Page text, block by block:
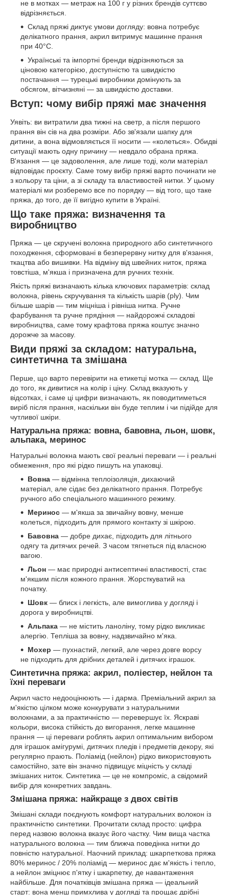
не в мотках — метраж на 100 г у різних брендів суттєво
відрізняється.
Склад пряжі диктує умови догляду: вовна потребує
делікатного прання, акрил витримує машинне прання
при 40°C.
Українські та імпортні бренди відрізняються за
ціновою категорією, доступністю та швидкістю
постачання — турецькі виробники домінують за
обсягом, вітчизняні — за швидкістю доставки.
Вступ: чому вибір пряжі має значення
Уявіть: ви витратили два тижні на светр, а після першого
прання він сів на два розміри. Або зв'язали шапку для
дитини, а вона відмовляється її носити — «колеться». Обидві
ситуації мають одну причину — невдало обрана пряжа.
В'язання — це задоволення, але лише тоді, коли матеріал
відповідає проєкту. Саме тому вибір пряжі варто починати не
з кольору та ціни, а зі складу та властивостей нитки. У цьому
матеріалі ми розберемо все по порядку — від того, що таке
пряжа, до того, де її вигідно купити в Україні.
Що таке пряжа: визначення та
виробництво
Пряжа — це скручені волокна природного або синтетичного
походження, сформовані в безперервну нитку для в'язання,
ткацтва або вишивки. На відміну від швейних ниток, пряжа
товстіша, м'якша і призначена для ручних технік.
Якість пряжі визначають кілька ключових параметрів: склад
волокна, рівень скручування та кількість шарів (ply). Чим
більше шарів — тим міцніша і рівніша нитка. Ручне
фарбування та ручне прядіння — найдорожчі складові
виробництва, саме тому крафтова пряжа коштує значно
дорожче за масову.
Види пряжі за складом: натуральна,
синтетична та змішана
Перше, що варто перевірити на етикетці мотка — склад. Ще
до того, як дивитися на колір і ціну. Склад вказують у
відсотках, і саме ці цифри визначають, як поводитиметься
виріб після прання, наскільки він буде теплим і чи підійде для
чутливої шкіри.
Натуральна пряжа: вовна, бавовна, льон, шовк,
альпака, меринос
Натуральні волокна мають свої реальні переваги — і реальні
обмеження, про які рідко пишуть на упаковці.
Вовна — відмінна теплоізоляція, дихаючий
матеріал, але сідає без делікатного прання. Потребує
ручного або спеціального машинного режиму.
Меринос — м'якша за звичайну вовну, менше
колеться, підходить для прямого контакту зі шкірою.
Бавовна — добре дихає, підходить для літнього
одягу та дитячих речей. З часом тягнеться під власною
вагою.
Льон — має природні антисептичні властивості, стає
м'якшим після кожного прання. Жорсткуватий на
початку.
Шовк — блиск і легкість, але вимоглива у догляді і
дорога у виробництві.
Альпака — не містить ланоліну, тому рідко викликає
алергію. Тепліша за вовну, надзвичайно м'яка.
Мохер — пухнастий, легкий, але через довге ворсу
не підходить для дрібних деталей і дитячих іграшок.
Синтетична пряжа: акрил, поліестер, нейлон та
їхні переваги
Акрил часто недооцінюють — і дарма. Преміальний акрил за
м'якістю цілком може конкурувати з натуральними
волокнами, а за практичністю — перевершує їх. Яскраві
кольори, висока стійкість до вигорання, легке машинне
прання — ці переваги роблять акрил оптимальним вибором
для іграшок амігурумі, дитячих пледів і предметів декору, які
регулярно прають. Поліамід (нейлон) рідко використовують
самостійно, зате він значно підвищує міцність у складі
змішаних ниток. Синтетика — це не компроміс, а свідомий
вибір для конкретних завдань.
Змішана пряжа: найкраще з двох світів
Змішані склади поєднують комфорт натуральних волокон із
практичністю синтетики. Прочитати склад просто: цифра
перед назвою волокна вказує його частку. Чим вища частка
натурального волокна — тим ближча поведінка нитки до
повністю натуральної. Наочний приклад: шкарпеткова пряжа
80% меринос / 20% поліамід — меринос дає м'якість і тепло,
а нейлон зміцнює п'ятку і шкарпетку, де навантаження
найбільше. Для початківців змішана пряжа — ідеальний
старт: вона менш примхлива у догляді та прощає дрібні